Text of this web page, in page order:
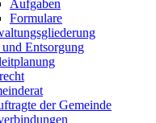
Aufgaben
Formulare
Entsorgung
der Gemeinde